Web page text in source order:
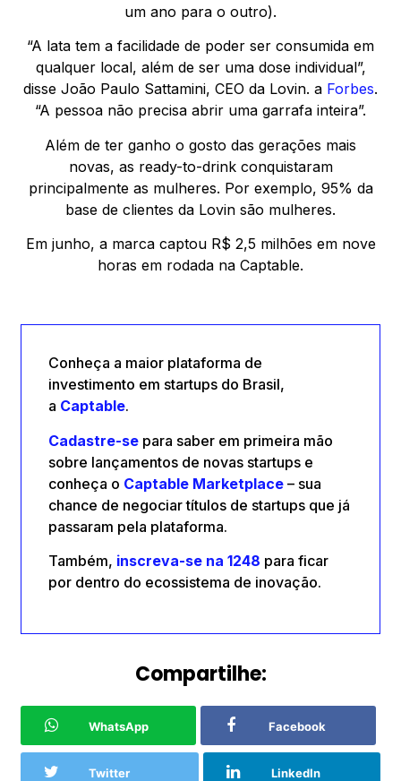
um ano para o outro).
“A lata tem a facilidade de poder ser consumida em
qualquer local, além de ser uma dose individual”,
disse João Paulo Sattamini, CEO da Lovin. a Forbes.
“A pessoa não precisa abrir uma garrafa inteira”.
Além de ter ganho o gosto das gerações mais
novas, as ready-to-drink conquistaram
principalmente as mulheres. Por exemplo, 95% da
base de clientes da Lovin são mulheres.
Em junho, a marca captou R$ 2,5 milhões em nove
horas em rodada na Captable.
Conheça a maior plataforma de
investimento em startups do Brasil,
a Captable.
Cadastre-se para saber em primeira mão
sobre lançamentos de novas startups e
conheça o Captable Marketplace – sua
chance de negociar títulos de startups que já
passaram pela plataforma.
Também, inscreva-se na 1248 para ficar
por dentro do ecossistema de inovação.
Compartilhe:
WhatsApp Facebook
Twitter LinkedIn